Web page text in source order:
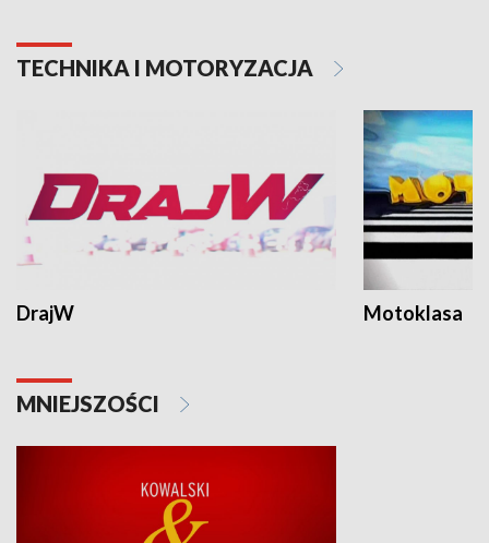
TECHNIKA I MOTORYZACJA
DrajW Motoklasa
MNIEJSZOŚCI